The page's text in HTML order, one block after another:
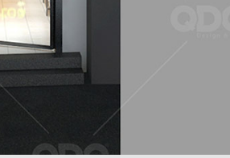
mang đến một không gian